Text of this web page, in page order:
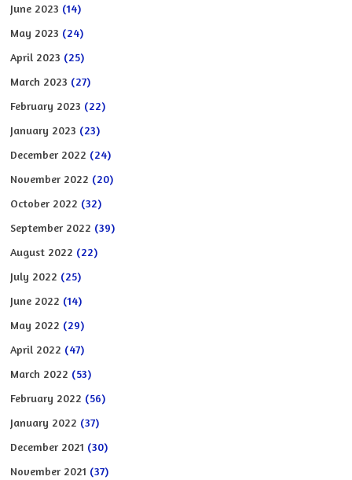
June 2023 (14)
May 2023 (24)
April 2023 (25)
March 2023 (27)
February 2023 (22)
January 2023 (23)
December 2022 (24)
November 2022 (20)
October 2022 (32)
September 2022 (39)
August 2022 (22)
July 2022 (25)
June 2022 (14)
May 2022 (29)
April 2022 (47)
March 2022 (53)
February 2022 (56)
January 2022 (37)
December 2021 (30)
November 2021 (37)